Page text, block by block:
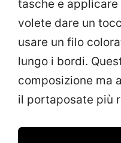
tasche e
volete dare un
usare un filo
lungo i bordi.
composizione ma
il portaposate più